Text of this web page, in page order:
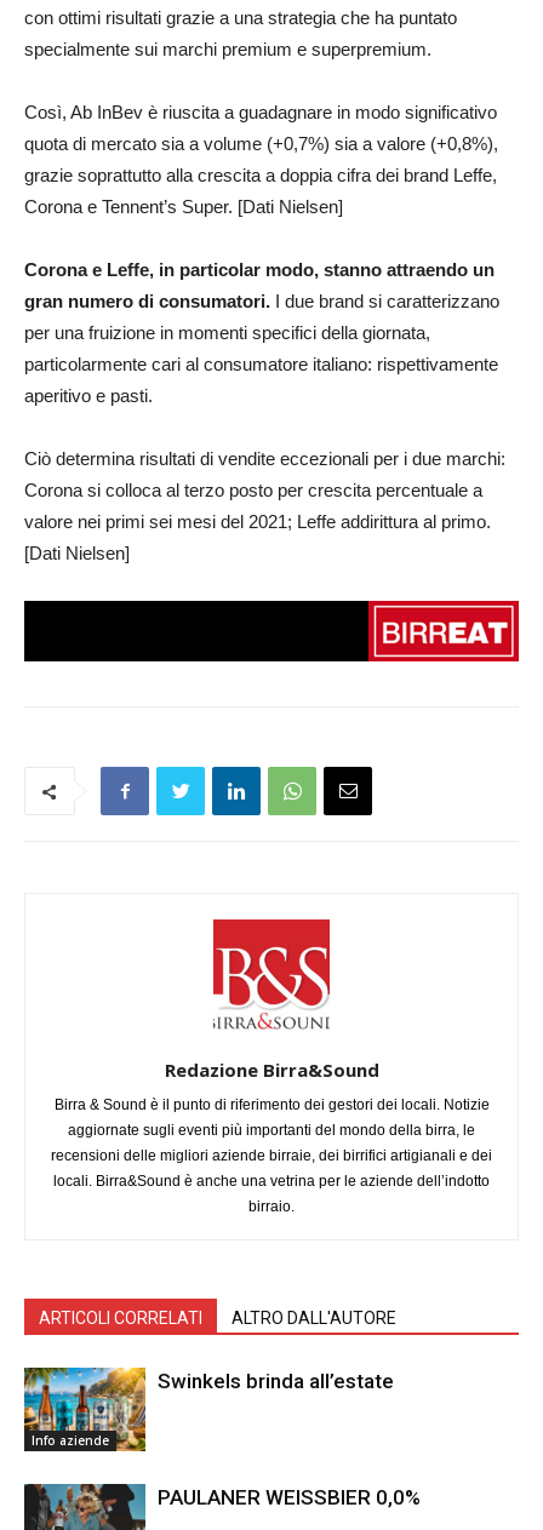
con ottimi risultati grazie a una strategia che ha puntato
specialmente sui marchi premium e superpremium.
Così, Ab InBev è riuscita a guadagnare in modo significativo
quota di mercato sia a volume (+0,7%) sia a valore (+0,8%),
grazie soprattutto alla crescita a doppia cifra dei brand Leffe,
Corona e Tennent’s Super. [Dati Nielsen]
Corona e Leffe, in particolar modo, stanno attraendo un
gran numero di consumatori. I due brand si caratterizzano
per una fruizione in momenti specifici della giornata,
particolarmente cari al consumatore italiano: rispettivamente
aperitivo e pasti.
Ciò determina risultati di vendite eccezionali per i due marchi:
Corona si colloca al terzo posto per crescita percentuale a
valore nei primi sei mesi del 2021; Leffe addirittura al primo.
[Dati Nielsen]
Redazione Birra&Sound
Birra & Sound è il punto di riferimento dei gestori dei locali. Notizie
aggiornate sugli eventi più importanti del mondo della birra, le
recensioni delle migliori aziende birraie, dei birrifici artigianali e dei
locali. Birra&Sound è anche una vetrina per le aziende dell’indotto
birraio.
ARTICOLI CORRELATI ALTRO DALL'AUTORE
Info aziende
Swinkels brinda all’estate
PAULANER WEISSBIER 0,0%